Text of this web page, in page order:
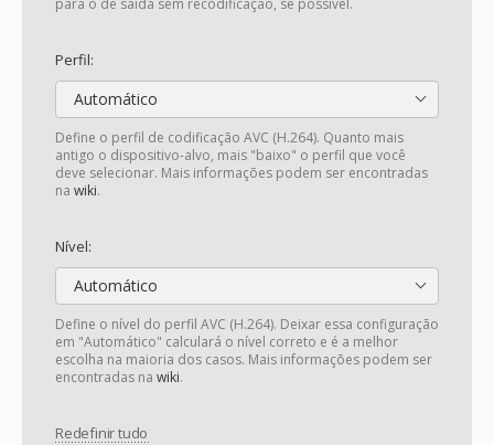
para o de saída sem recodificação, se possível.
Perfil:
Automático
Define o perfil de codificação AVC (H.264). Quanto mais
antigo o dispositivo-alvo, mais "baixo" o perfil que você
deve selecionar. Mais informações podem ser encontradas
na wiki.
Nível:
Automático
Define o nível do perfil AVC (H.264). Deixar essa configuração
em "Automático" calculará o nível correto e é a melhor
escolha na maioria dos casos. Mais informações podem ser
encontradas na wiki.
Redefinir tudo